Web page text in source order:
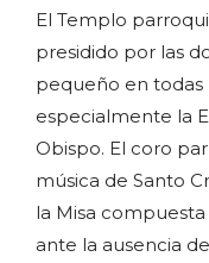
El Templo
presidido por las
pequeño en todas
especialmente la
Obispo. El coro
música de Santo
la Misa
ante la ausencia